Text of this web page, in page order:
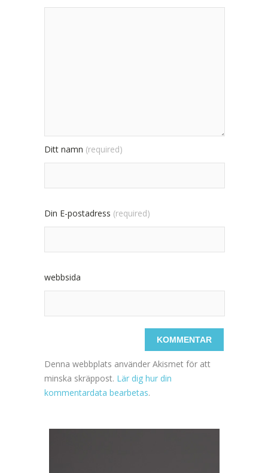
Ditt namn (required)
Din E-postadress (required)
webbsida
Denna webbplats använder Akismet för att
minska skräppost. Lär dig hur din
kommentardata bearbetas.